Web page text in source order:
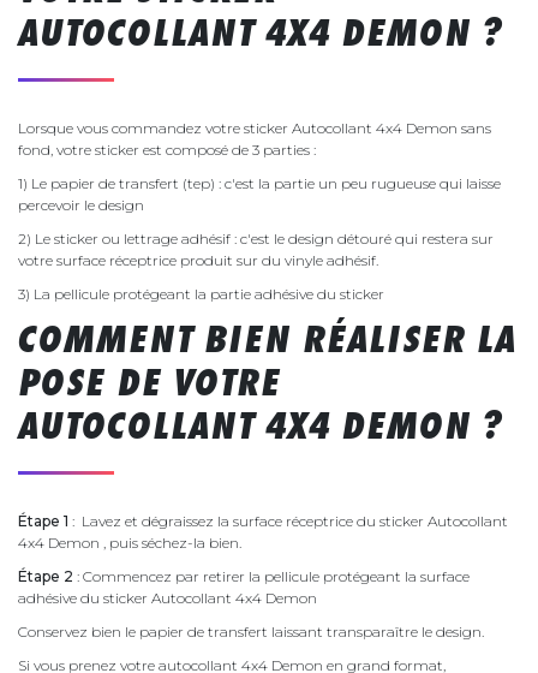
AUTOCOLLANT 4X4 DEMON ?
Lorsque vous commandez votre sticker Autocollant 4x4 Demon sans
fond, votre sticker est composé de 3 parties :
1) Le papier de transfert (tep) : c'est la partie un peu rugueuse qui laisse
percevoir le design
2) Le sticker ou lettrage adhésif : c'est le design détouré qui restera sur
votre surface réceptrice produit sur du vinyle adhésif.
3) La pellicule protégeant la partie adhésive du sticker
COMMENT BIEN RÉALISER LA
POSE DE VOTRE
AUTOCOLLANT 4X4 DEMON ?
Étape 1 : Lavez et dégraissez la surface réceptrice du sticker Autocollant
4x4 Demon , puis séchez-la bien.
Étape 2 : Commencez par retirer la pellicule protégeant la surface
adhésive du sticker Autocollant 4x4 Demon
Conservez bien le papier de transfert laissant transparaître le design.
Si vous prenez votre autocollant 4x4 Demon en grand format,